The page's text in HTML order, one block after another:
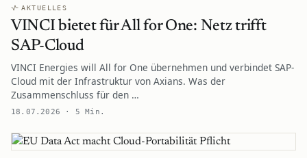
AKTUELLES
VINCI bietet für All for One: Netz trifft
SAP-Cloud
VINCI Energies will All for One übernehmen und verbindet SAP-
Cloud mit der Infrastruktur von Axians. Was der
Zusammenschluss für den …
18.07.2026 · 5 Min.